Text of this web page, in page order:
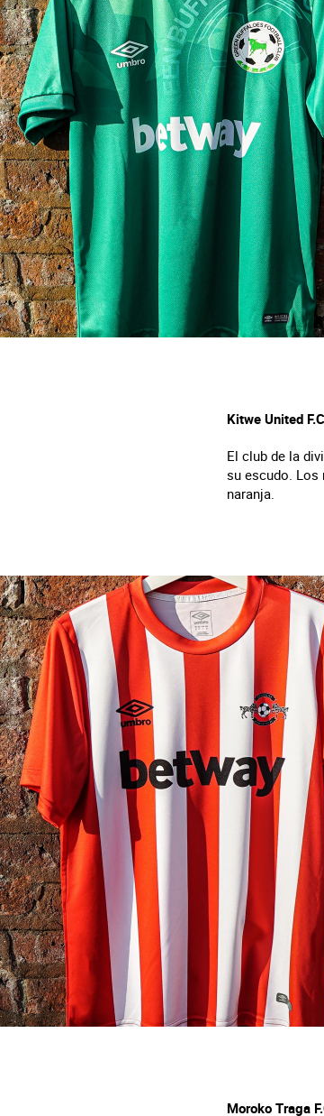
Kitwe United
El club de la
su escudo.
naranja.
Moroko Traga